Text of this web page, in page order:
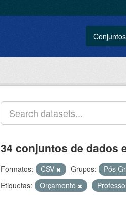
34 conjuntos de dados
Formatos: CSV Grupos: Pós
Etiquetas:
Orçamento